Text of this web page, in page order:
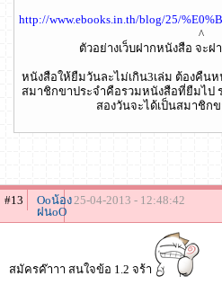
http://www.ebooks.in.th/blog/25/
^
ตัวอย่างเว็บฝากหนังสือ จะฝ
หนังสือให้ยืมวันละไม่เกิน3เล่ม ต้องคืน
สมาชิกขาประจำคือรวมหนังสือที่ยืมไป
สองวันจะได้เป็นสมาชิกข
#13
Ooน้อง
ฝนoO
25-04-2013 - 12:48:42
สมัครค๊าาา สนใจข้อ 1.2 จร้า